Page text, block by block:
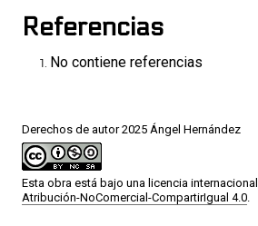
Derechos de autor 2025 Ángel Hernández
Esta obra está bajo una licencia internacional
Atribución-NoComercial-CompartirIgual 4.0
Referencias
No contiene referencias